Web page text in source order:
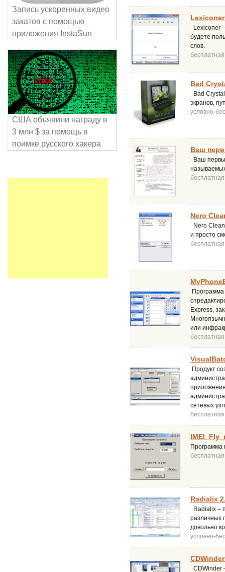
Lexiconer
будете
слов.
бесплатная
Bad
Bad
экранов,
условно-
Ваш
Ваш
бесплатная
Nero
Nero
и просто
бесплатная
Express,
или
бесплатная
Продукт
сетевых
бесплатная
Программа
бесплатная
Radialix
Radialix –
различных
довольно
условно-
CDWinder
Запись ускоренных видео
закатов с помощью
приложения InstaSun
США объявили награду в
3 млн $ за помощь в
поимке русского хакера